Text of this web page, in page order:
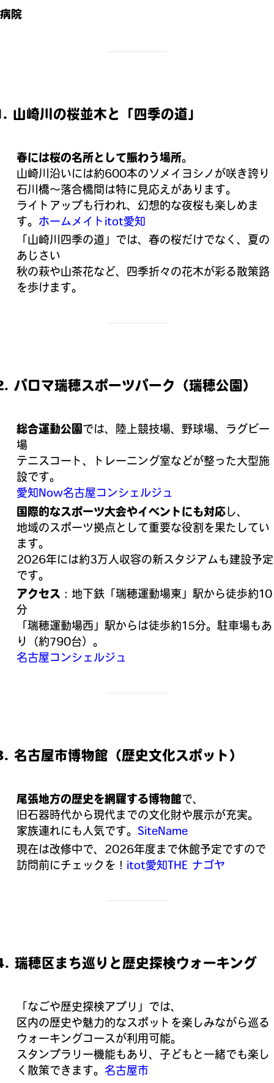
病院
山崎川の桜並木と「四季の道」
春には桜の名所として賑わう場所。
山崎川沿いには約600本のソメイヨシノが咲き誇り
石川橋～落合橋間は特に見応えがあります。
ライトアップも行われ、幻想的な夜桜も楽しめま
す。 ホームメイト itot愛知
「山崎川四季の道」では、春の桜だけでなく、夏の
あじさい
秋の萩や山茶花など、四季折々の花木が彩る散策路
を歩けます。
パロマ瑞穂スポーツパーク（瑞穂公園）
総合運動公園 では、陸上競技場、野球場、ラグビー
場
テニスコート、トレーニング室などが整った大型施
設です。
愛知Now名古屋コンシェルジュ
国際的なスポーツ大会やイベントにも対応し、
地域のスポーツ拠点として重要な役割を果たしてい
ます。
2026年には約3万人収容の新スタジアムも建設予定
です。
アクセス ：地下鉄「瑞穂運動場東」駅から徒歩約10
分
「瑞穂運動場西」駅からは徒歩約15分。駐車場もあ
り（約790台）。
名古屋コンシェルジュ
名古屋市博物館（歴史文化スポット）
尾張地方の歴史を網羅する博物館で、
旧石器時代から現代までの文化財や展示が充実。
家族連れにも人気です。 SiteName
現在は改修中で、2026年度まで休館予定ですので
訪問前にチェックを！ itot愛知THE ナゴヤ
瑞穂区まち巡りと歴史探検ウォーキング
「なごや歴史探検アプリ」では、
区内の歴史や魅力的なスポットを楽しみながら巡る
ウォーキングコースが利用可能。
スタンプラリー機能もあり、子どもと一緒でも楽し
く散策できます。 名古屋市